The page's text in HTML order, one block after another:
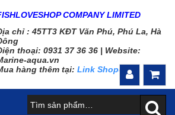
COMPANY LIMITED
chỉ : 45TT3 KĐT Văn Phú, Phú La, Hà
thoại: 0931 37 36 36 | Website:
aqua.vn
hàng thêm tại: Link Shopee